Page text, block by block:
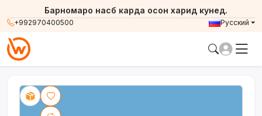
+992970400500
Барномаро насб карда осон харид кунед.
Русский